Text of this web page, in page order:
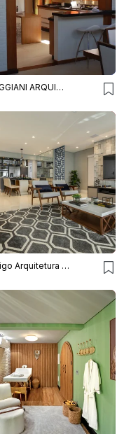
VIGGIANI ARQUITETURA
Trigo Arquitetura - Silvia Silot e Mariane Vanzei